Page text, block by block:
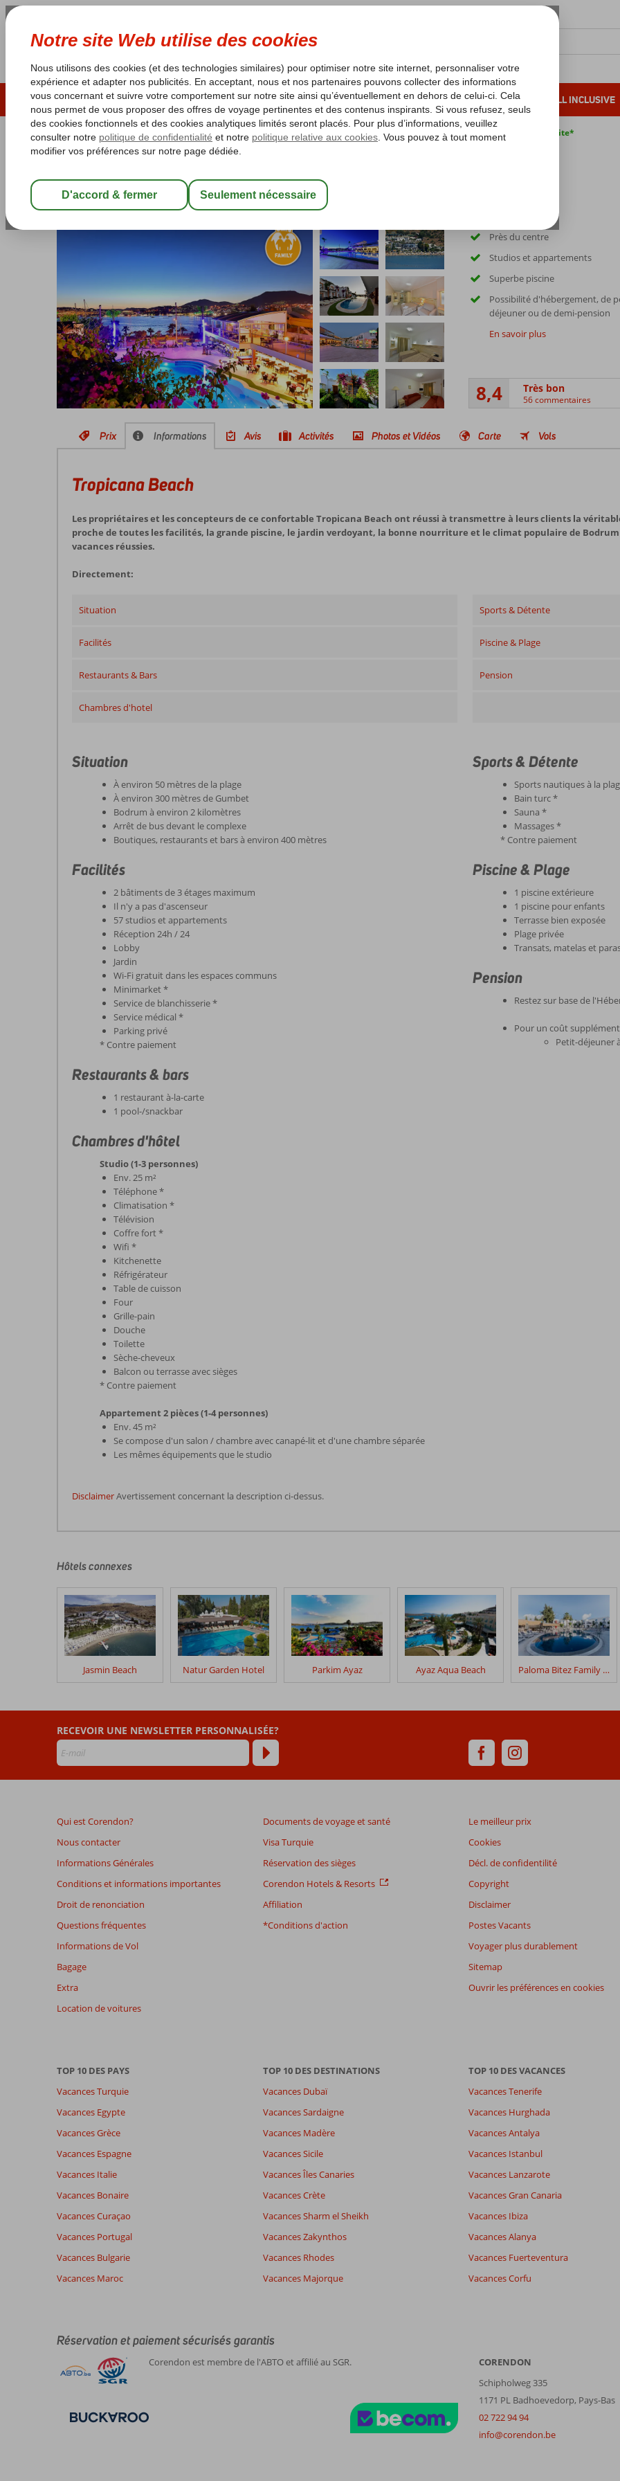
ÉTÉ 2026 LAST MINUTES SOLEIL D'HIVER VACANCES AU SOLEIL ALL INCLUSIVE
Les garanties de vacances Garantie du prix le plus bas* Pas de surcharge carburant Annulation gratuite*
Tropicana Beach
Près du centre
Studios et appartements
Superbe piscine
Possibilité d'hébergement, de
déjeuner ou de demi-pension
En savoir plus
8,4 Très bon
56 commentaires
Prix Informations Avis Activités Photos et Vidéos Carte Vols
Tropicana Beach
Les propriétaires et les concepteurs de ce confortable Tropicana Beach ont réussi à transmettre à leurs clients la
proche de toutes les facilités, la grande piscine, le jardin verdoyant, la bonne nourriture et le climat populaire de
vacances réussies.
Directement:
Situation
Facilités
Restaurants & Bars
Chambres d'hotel
Sports & Détente
Piscine & Plage
Pension
Situation
À environ 50 mètres de la plage
À environ 300 mètres de Gumbet
Bodrum à environ 2 kilomètres
Arrêt de bus devant le complexe
Boutiques, restaurants et bars à environ 400 mètres
Facilités
2 bâtiments de 3 étages maximum
Il n'y a pas d'ascenseur
57 studios et appartements
Réception 24h / 24
Lobby
Jardin
Wi-Fi gratuit dans les espaces communs
Minimarket *
Service de blanchisserie *
Service médical *
Parking privé
* Contre paiement
Restaurants & bars
1 restaurant à-la-carte
1 pool-/snackbar
Chambres d'hôtel
Studio (1-3 personnes)
Env. 25 m²
Téléphone *
Climatisation *
Télévision
Coffre fort *
Wifi *
Kitchenette
Réfrigérateur
Table de cuisson
Four
Grille-pain
Douche
Toilette
Sèche-cheveux
Balcon ou terrasse avec sièges
* Contre paiement
Appartement 2 pièces (1-4 personnes)
Env. 45 m²
Se compose d'un salon / chambre avec canapé-lit et d'une chambre séparée
Les mêmes équipements que le studio
Sports & Détente
Sports nautiques à la
Bain turc *
Sauna *
Massages *
* Contre paiement
Piscine & Plage
1 piscine extérieure
1 piscine pour enfants
Terrasse bien exposée
Plage privée
Transats, matelas et
Pension
Restez sur base de
Pour un coût
Petit-déjeuner
DisclaimerAvertissement concernant la description ci-dessus.
écrits
nos
clients
après
leur
séjour
Tropicana
Les
avis
de
plus
mois
sont
plus
affichés
afin
de
garantir
la
pertinence
savoir
avis.
Note totale
Basé sur:
commentaires
8,4
Très bon
Chambres
7,9
Enfants
Expériences
de nos
clients
Filtrer par participants
Trier par
8,0
Frankrijk
avec grand (es) enfant (s)
,
30 juillet 2023
Gumbet:
Gumbet
et
la
où
l’on
Qualité-prix 8
Manger
Chambres
8
Enfants
Hôtels connexes
Jasmin Beach Natur Garden Hotel Parkim Ayaz Ayaz Aqua Beach Paloma Bitez Family Club
RECEVOIR UNE NEWSLETTER PERSONNALISÉE?
Qui est Corendon?
Nous contacter
Informations Générales
Conditions et informations importantes
Droit de renonciation
Questions fréquentes
Informations de Vol
Bagage
Extra
Location de voitures
Documents de voyage et santé
Visa Turquie
Réservation des sièges
Corendon Hotels & Resorts
Affiliation
*Conditions d'action
Le meilleur prix
Cookies
Décl. de confidentilité
Copyright
Disclaimer
Postes Vacants
Voyager plus durablement
Sitemap
Ouvrir les préférences en cookies
TOP 10 DES PAYS
Vacances Turquie
Vacances Egypte
Vacances Grèce
Vacances Espagne
Vacances Italie
Vacances Bonaire
Vacances Curaçao
Vacances Portugal
Vacances Bulgarie
Vacances Maroc
TOP 10 DES DESTINATIONS
Vacances Dubaï
Vacances Sardaigne
Vacances Madère
Vacances Sicile
Vacances Îles Canaries
Vacances Crète
Vacances Sharm el Sheikh
Vacances Zakynthos
Vacances Rhodes
Vacances Majorque
TOP 10 DES VACANCES
Vacances Tenerife
Vacances Hurghada
Vacances Antalya
Vacances Istanbul
Vacances Lanzarote
Vacances Gran Canaria
Vacances Ibiza
Vacances Alanya
Vacances Fuerteventura
Vacances Corfu
Réservation et paiement sécurisés garantis
Corendon est membre de l'ABTO et affilié au SGR.
CORENDON
Schipholweg 335
1171 PL Badhoevedorp, Pays-Bas
02 722 94 94
info@corendon.be